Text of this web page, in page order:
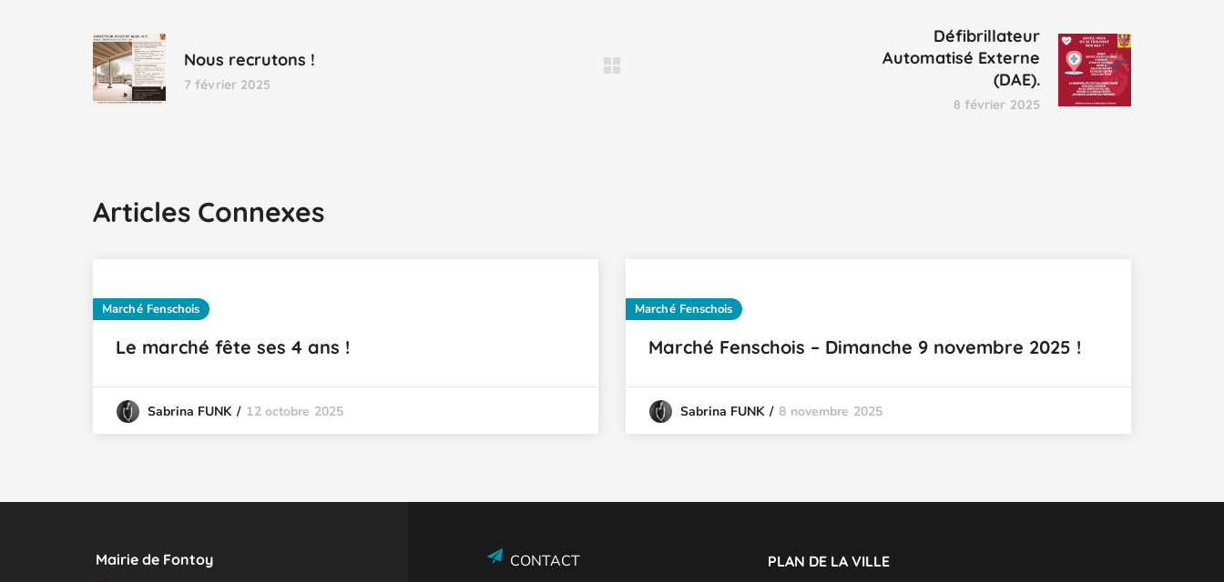
Nous recrutons !
7 février 2025
Défibrillateur
Automatisé Externe
(DAE).
8 février 2025
Articles Connexes
Marché Fenschois
Le marché fête ses 4 ans !
Sabrina FUNK 12 octobre 2025
Marché Fenschois
Marché Fenschois – Dimanche 9 novembre 2025 !
Sabrina FUNK 8 novembre 2025
Mairie de Fontoy CONTACT PLAN DE LA VILLE